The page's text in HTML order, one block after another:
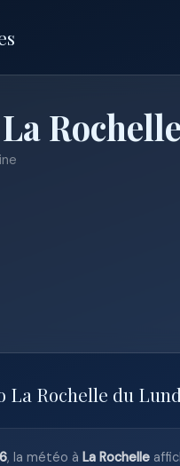
Rochelle du
, la météo à La Rochelle